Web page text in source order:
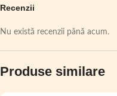
Recenzii
Nu există recenzii până acum.
Produse similare